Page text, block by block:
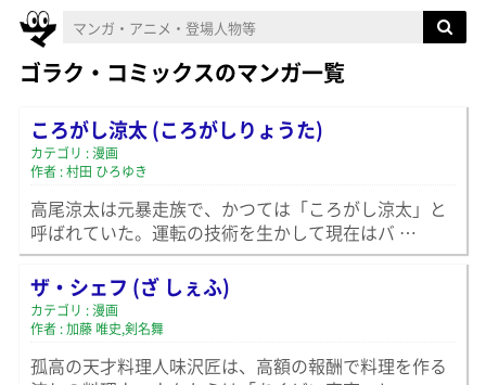
ゴラク・コミックスのマンガ一覧
ころがし涼太 (ころがしりょうた)
カテゴリ : 漫画
作者 : 村田 ひろゆき
高尾涼太は元暴走族で、かつては「ころがし涼太」と
呼ばれていた。運転の技術を生かして現在はバ …
ザ・シェフ (ざ しぇふ)
カテゴリ : 漫画
作者 : 加藤 唯史,剣名舞
孤高の天才料理人味沢匠は、高額の報酬で料理を作る